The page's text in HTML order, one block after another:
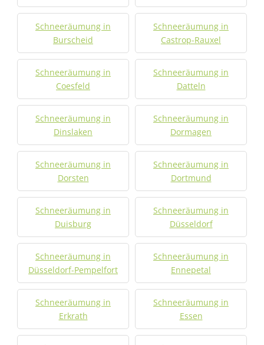
Schneeräumung in
Burscheid
Schneeräumung in
Castrop-Rauxel
Schneeräumung in
Coesfeld
Schneeräumung in
Datteln
Schneeräumung in
Dinslaken
Schneeräumung in
Dormagen
Schneeräumung in
Dorsten
Schneeräumung in
Dortmund
Schneeräumung in
Duisburg
Schneeräumung in
Düsseldorf
Schneeräumung in
Düsseldorf-Pempelfort
Schneeräumung in
Ennepetal
Schneeräumung in
Erkrath
Schneeräumung in
Essen